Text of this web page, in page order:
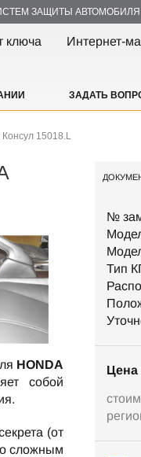
ЗАЩИТЫ АВТОМОБИЛЯ
ключа Интернет-
ЗАДАТЬ
Консул 15018.L
HONDA
собой
(от
сложным
№
Тип
Цена